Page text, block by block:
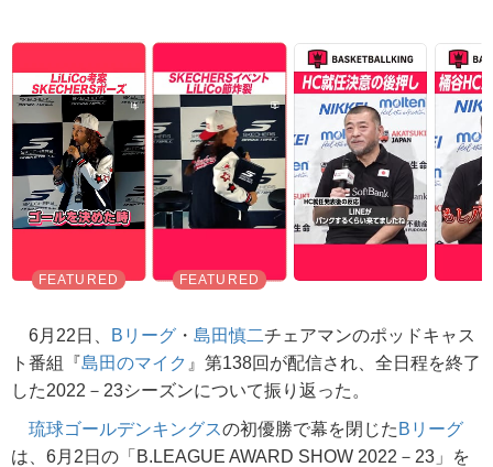
6月22日、 Bリーグ ・ 島田慎二チェアマンのポッドキャス
ト番組『島田のマイク 』第138回が配信され、全日程を終了
した2022－23シーズンについて振り返った。
琉球ゴールデンキングスの初優勝で幕を閉じた Bリーグ
は、6月2日の「B.LEAGUE AWARD SHOW 2022－23」を